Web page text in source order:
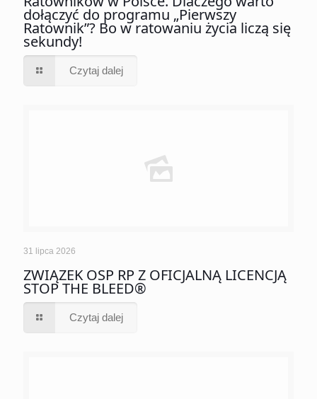
dołączyć do programu „Pierwszy
Ratownik”? Bo w ratowaniu życia liczą się
sekundy!
Czytaj dalej
31 lipca 2026
ZWIĄZEK OSP RP Z OFICJALNĄ LICENCJĄ
STOP THE BLEED®
Czytaj dalej